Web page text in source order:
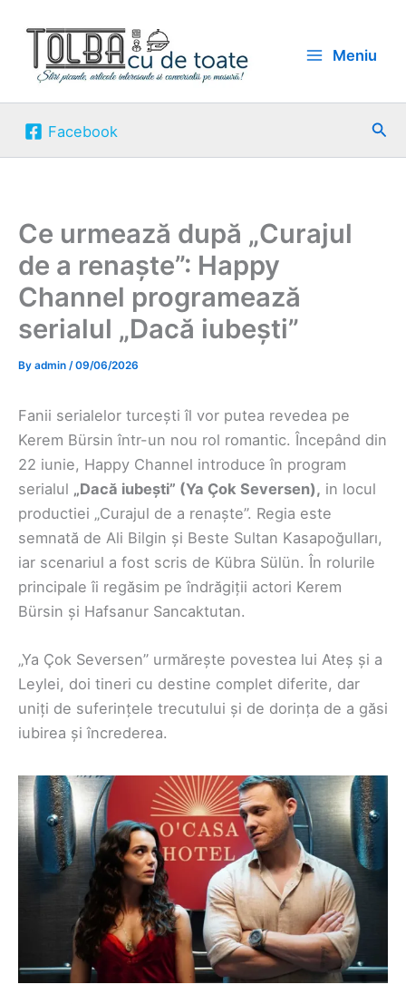
content
Meniu
Facebook
Ce urmează după „Curajul
de a renaște”: Happy
Channel programează
serialul „Dacă iubești”
By admin /09/06/2026
Fanii serialelor turcești îl vor putea revedea pe
Kerem Bürsin într-un nou rol romantic. Începând din
22 iunie, Happy Channel introduce în program
serialul „Dacă iubești” (Ya Çok Seversen), in locul
productiei „Curajul de a renaște”. Regia este
semnată de Ali Bilgin și Beste Sultan Kasapoğulları,
iar scenariul a fost scris de Kübra Sülün. În rolurile
principale îi regăsim pe îndrăgiții actori Kerem
Bürsin și Hafsanur Sancaktutan.
„Ya Çok Seversen” urmărește povestea lui Ateș și a
Leylei, doi tineri cu destine complet diferite, dar
uniți de suferințele trecutului și de dorința de a găsi
iubirea și încrederea.